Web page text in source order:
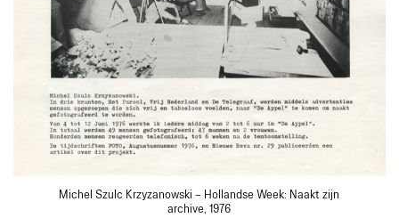
Michel Szulc Krzyzanowski – Hollandse Week: Naakt zijn
archive, 1976